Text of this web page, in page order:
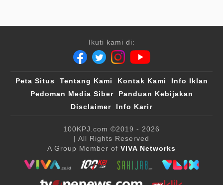
Ikuti kami di:
Peta Situs Tentang Kami Kontak Kami
Info Iklan
Pedoman Media Siber
Panduan Kebijakan
Disclaimer
Info Karir
100KPJ.com ©2019 - 2026
| All Rights Reserved
A Group Member of VIVA Networks